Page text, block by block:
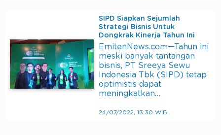
SIPD Siapkan Sejumlah
Strategi Bisnis Untuk
Dongkrak Kinerja Tahun Ini
EmitenNews.com—Tahun ini
meski banyak tantangan
bisnis, PT Sreeya Sewu
Indonesia Tbk (SIPD) tetap
optimistis dapat
meningkatkan…
24/07/2022, 13:30 WIB